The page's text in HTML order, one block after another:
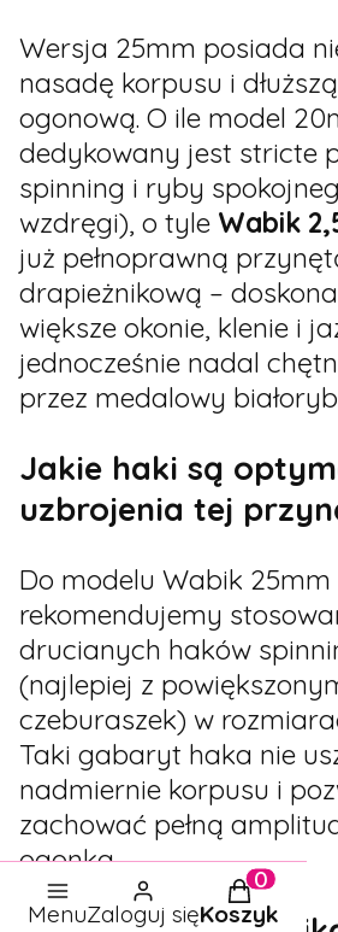
Wersja 25mm posiada
nasadę korpusu i
ogonową. O ile model
dedykowany jest stricte
spinning i ryby
wzdręgi), o tyle Wabik
już pełnoprawną
drapieżnikową –
większe okonie, klenie i
jednocześnie nadal
przez medalowy
Jakie haki są
uzbrojenia tej
Do modelu Wabik 25mm
rekomendujemy
drucianych haków
(najlepiej z
czeburaszek) w
Taki gabaryt haka nie
nadmiernie korpusu i
zachować pełną
ogonka.
MenuZaloguj się
Produkty
Koszyk